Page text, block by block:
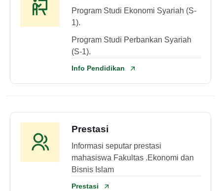
Program Studi Ekonomi Syariah (S-
1).
Program Studi Perbankan Syariah
(S-1).
Info Pendidikan
Prestasi
Informasi seputar prestasi
mahasiswa Fakultas .Ekonomi dan
Bisnis Islam
Prestasi